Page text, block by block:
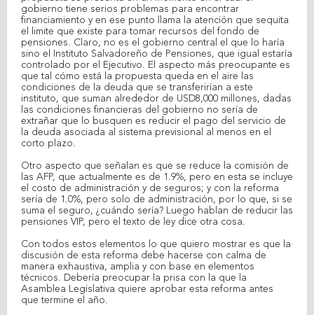
gobierno tiene serios problemas para encontrar
financiamiento y en ese punto llama la atención que sequita
el limite que existe para tomar recursos del fondo de
pensiones. Claro, no es el gobierno central el que lo haría
sino el Instituto Salvadoreño de Pensiones, que igual estaría
controlado por el Ejecutivo. El aspecto más preocupante es
que tal cómo está la propuesta queda en el aire las
condiciones de la deuda que se transferirían a este
instituto, que suman alrededor de USD8,000 millones, dadas
las condiciones financieras del gobierno no sería de
extrañar que lo busquen es reducir el pago del servicio de
la deuda asociada al sistema previsional al menos en el
corto plazo.
Otro aspecto que señalan es que se reduce la comisión de
las AFP, que actualmente es de 1.9%, pero en esta se incluye
el costo de administración y de seguros; y con la reforma
sería de 1.0%, pero solo de administración, por lo que, si se
suma el seguro, ¿cuándo sería? Luego hablan de reducir las
pensiones VIP, pero el texto de ley dice otra cosa.
Con todos estos elementos lo que quiero mostrar es que la
discusión de esta reforma debe hacerse con calma de
manera exhaustiva, amplia y con base en elementos
técnicos. Debería preocupar la prisa con la que la
Asamblea Legislativa quiere aprobar esta reforma antes
que termine el año.